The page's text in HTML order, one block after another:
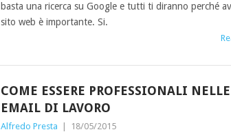
basta una ricerca su Google e tutti ti diranno perché
sito web è importante. Si.
COME ESSERE PROFESSIONALI NELLE
EMAIL DI LAVORO
Alfredo Presta 18/05/2015